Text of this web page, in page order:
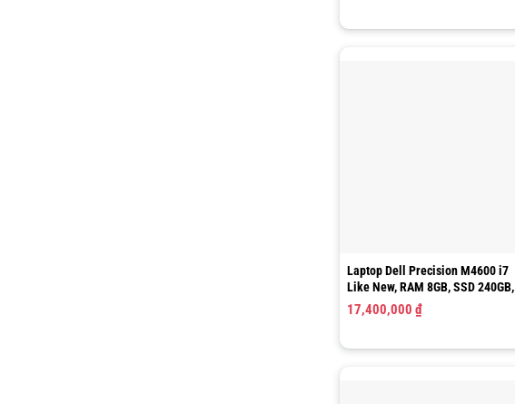
Laptop Dell Precision M4600 i7
Like New, RAM 8GB, SSD 240GB,
15.6 inch FHD
17,400,000₫